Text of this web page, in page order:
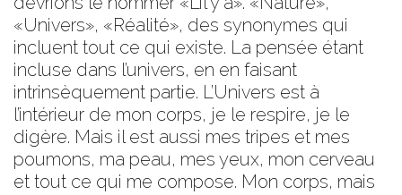
«Univers», «Réalité», des synonymes qui
incluent tout ce qui existe. La pensée étant
incluse dans l’univers, en en faisant
intrinsèquement partie. L’Univers est à
l’intérieur de mon corps, je le respire, je le
digère. Mais il est aussi mes tripes et mes
poumons, ma peau, mes yeux, mon cerveau
et tout ce qui me compose. Mon corps, mais